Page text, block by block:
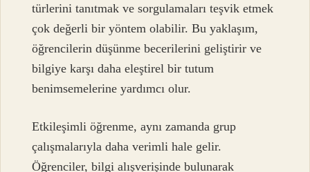
türlerini tanıtmak ve sorgulamaları teşvik etmek
çok değerli bir yöntem olabilir. Bu yaklaşım,
öğrencilerin düşünme becerilerini geliştirir ve
bilgiye karşı daha eleştirel bir tutum
benimsemelerine yardımcı olur.
Etkileşimli öğrenme, aynı zamanda grup
çalışmalarıyla daha verimli hale gelir.
Öğrenciler, bilgi alışverişinde bulunarak